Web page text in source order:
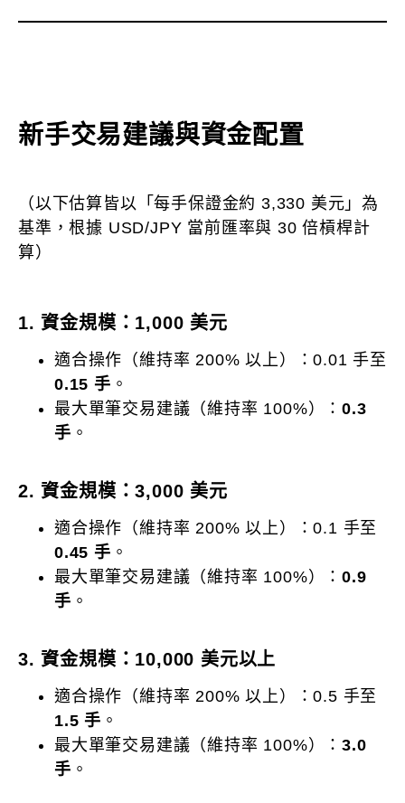
新手交易建議與資金配置
（以下估算皆以「每手保證金約 3,330 美元」為
基準，根據 USD/JPY 當前匯率與 30 倍槓桿計
算）
1. 資金規模：1,000 美元
適合操作（維持率 200% 以上）：0.01 手至
0.15 手 。
最大單筆交易建議（維持率 100%）：0.3
手 。
2. 資金規模：3,000 美元
適合操作（維持率 200% 以上）：0.1 手至
0.45 手 。
最大單筆交易建議（維持率 100%）：0.9
手 。
3. 資金規模：10,000 美元以上
適合操作（維持率 200% 以上）：0.5 手至
1.5 手 。
最大單筆交易建議（維持率 100%）：3.0
手 。